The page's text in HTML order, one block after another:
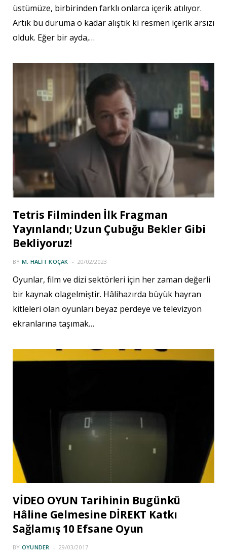
üstümüze, birbirinden farklı onlarca içerik atılıyor.
Artık bu duruma o kadar alıştık ki resmen içerik arsızı
olduk. Eğer bir ayda,…
Tetris Filminden İlk Fragman
Yayınlandı; Uzun Çubuğu Bekler Gibi
Bekliyoruz!
BY M. HALIT KOÇAK 20/02/2023
Oyunlar, film ve dizi sektörleri için her zaman değerli
bir kaynak olagelmiştir. Hâlihazırda büyük hayran
kitleleri olan oyunları beyaz perdeye ve televizyon
ekranlarına taşımak…
VİDEO OYUN Tarihinin Bugünkü
Hâline Gelmesine DİREKT Katkı
Sağlamış 10 Efsane Oyun
BY OYUNDER 29/03/2017